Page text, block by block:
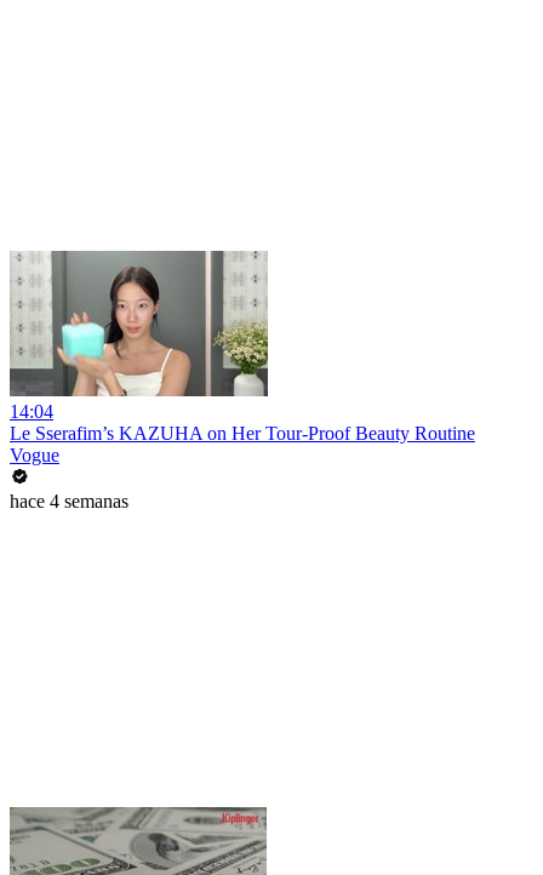
14:04
Le Sserafim’s KAZUHA on Her Tour-Proof Beauty Routine
Vogue
hace 4 semanas